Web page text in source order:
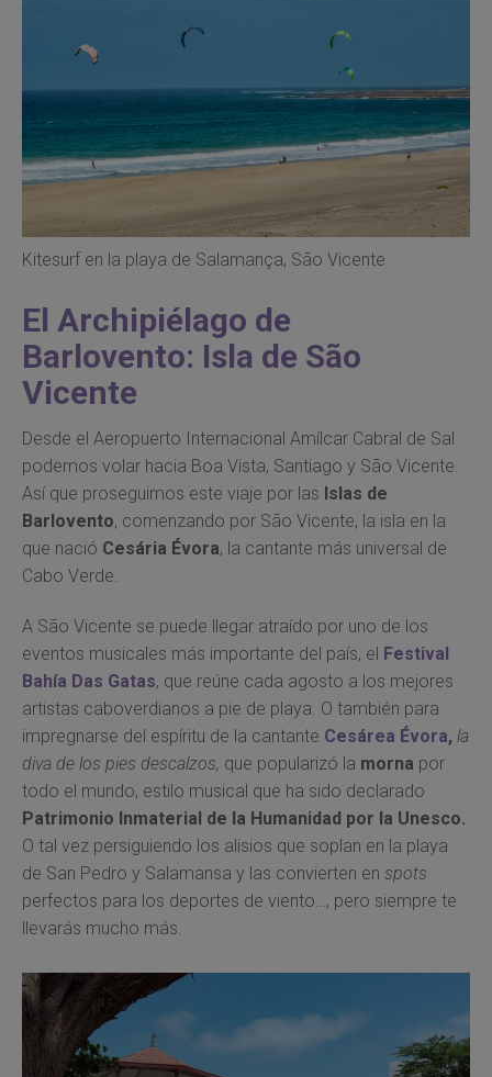
Kitesurf en la playa de Salamança, São Vicente
El Archipiélago de
Barlovento: Isla de São
Vicente
Desde el Aeropuerto Internacional Amílcar Cabral de Sal
podemos volar hacia Boa Vista, Santiago y São Vicente.
Así que proseguimos este viaje por las Islas de
Barlovento, comenzando por São Vicente, la isla en la
que nació Cesária Évora, la cantante más universal de
Cabo Verde.
A São Vicente se puede llegar atraído por uno de los
eventos musicales más importante del país, el Festival
Bahía Das Gatas, que reúne cada agosto a los mejores
artistas caboverdianos a pie de playa. O también para
impregnarse del espíritu de la cantante Cesárea Évora, la
diva de los pies descalzos, que popularizó la morna por
todo el mundo, estilo musical que ha sido declarado
Patrimonio Inmaterial de la Humanidad por la Unesco.
O tal vez persiguiendo los alisios que soplan en la playa
de San Pedro y Salamansa y las convierten en spots
perfectos para los deportes de viento…, pero siempre te
llevarás mucho más.